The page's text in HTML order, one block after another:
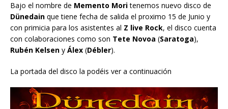
Bajo el nombre de Memento Moritenemos nuevo disco de
Dünedain que tiene fecha de salida el proximo 15 de Junio y
con primicia para los asistentes al Z live Rock, el disco cuenta
con colaboraciones como son Tete Novoa (Saratoga),
Rubén Kelsen y Álex (Débler).
La portada del disco la podéis ver a continuación